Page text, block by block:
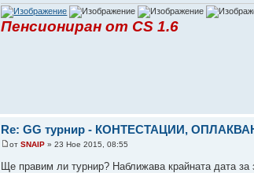
Пенсиониран от CS 1.6
Re: GG турнир - КОНТЕСТАЦИИ,
отSNAIP » 23 Ное 2015, 08:55
Ще правим ли турнир? Наближава крайната дата за